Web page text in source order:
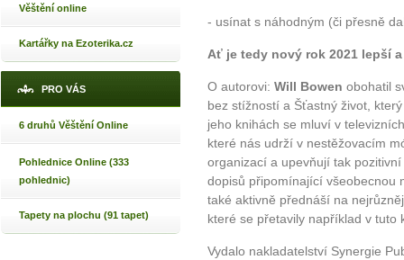
Věštění online
Kartářky na Ezoterika.cz
PRO VÁS
6 druhů Věštění Online
Pohlednice Online (333
pohlednic)
Tapety na plochu (91 tapet)
- usínat s náhodným (či přesně
Ať je tedy nový rok 2021 lepší
O autorovi: Will Bowen obohatil
bez stížností a Šťastný život,
jeho knihách se mluví v
které nás udrží v nestěžovacím
organizací a upevňují tak
dopisů připomínající všeobecnou
také aktivně přednáší na
které se přetavily například v tuto
Vydalo nakladatelství Synergie